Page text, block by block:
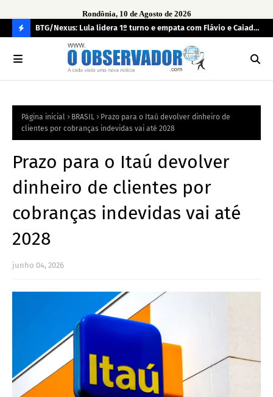
Rondônia, 10 de Agosto de 2026
O
R
BTG/Nexus: Lula lidera 1º turno e empata com Flávio e Caiado
Página inicial BRASIL
Prazo para o Itaú devolver dinheiro de
clientes por cobranças indevidas vai até 2028
Prazo para o Itaú devolver
dinheiro de clientes por
cobranças indevidas vai até
2028
junho 04, 2026